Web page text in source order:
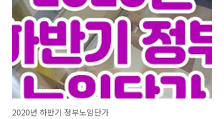
2020년 하반기에 적용되는 건설업 임금실태조사 보고서 시중노임은
2020년 9월 1일부터 적용되어 동 해 12월 31일까지 적용됩니다. 새로운
2021년전반기건설노임단가 자료는 2021년 1월 1일에 공표됩니다. 공표
자료는 추후 ..
2020년 하반기 정부노임단가